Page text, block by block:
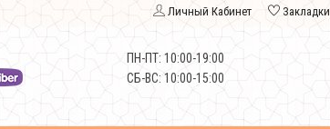
Личный Кабинет Закладки
ПН-ПТ: 10:00-19:00
СБ-ВС: 10:00-15:00